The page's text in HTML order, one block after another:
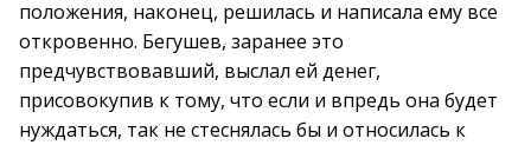
положения, наконец, решилась и написала ему все
откровенно. Бегушев, заранее это
предчувствовавший, выслал ей денег,
присовокупив к тому, что если и впредь она будет
нуждаться, так не стеснялась бы и относилась к